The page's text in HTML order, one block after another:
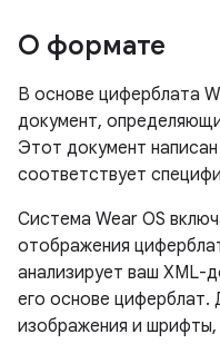
О формате
В основе циферблата
документ,
Этот документ
соответствует
Система Wear OS
отображения
анализирует ваш XML-
его основе циферблат.
изображения и